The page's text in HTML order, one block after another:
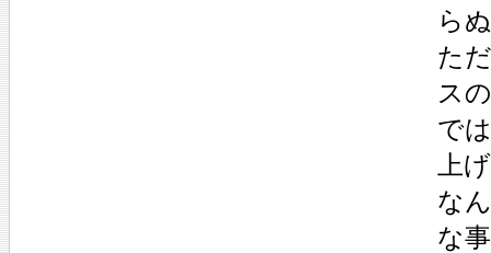
ら
た
ス
で
上
な
な